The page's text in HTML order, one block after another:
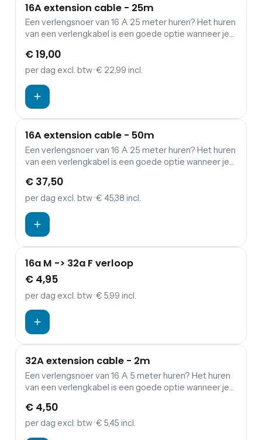
16A extension cable - 25m
Een verlengsnoer van 16 A 25 meter huren? Het huren
van een verlengkabel is een goede optie wanneer je
aggregaten.
€ 19,00
per dag excl. btw· € 22,99 incl.
16A extension cable - 50m
Een verlengsnoer van 16 A 25 meter huren? Het huren
van een verlengkabel is een goede optie wanneer je
aggregaten.
€ 37,50
per dag excl. btw· € 45,38 incl.
16a M -> 32a F verloop
€ 4,95
per dag excl. btw· € 5,99 incl.
32A extension cable - 2m
Een verlengsnoer van 16 A 5 meter huren? Het huren
van een verlengkabel is een goede optie wanneer je
aggregaten.
€ 4,50
per dag excl. btw· € 5,45 incl.